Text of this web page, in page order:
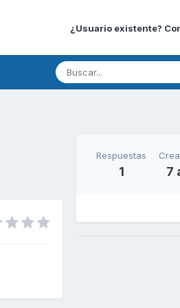
¿Usuario existente?
Respuestas
1 7